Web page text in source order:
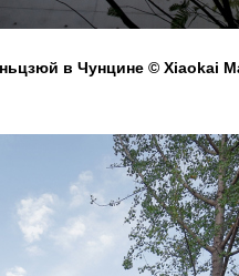
в Чунцине © Xiaokai